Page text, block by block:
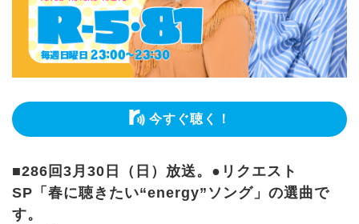
今すぐ聴く！
■286回3月30日（日）放送。●リクエスト
SP「春に聴きたい“energy”ソング」の選曲で
す。